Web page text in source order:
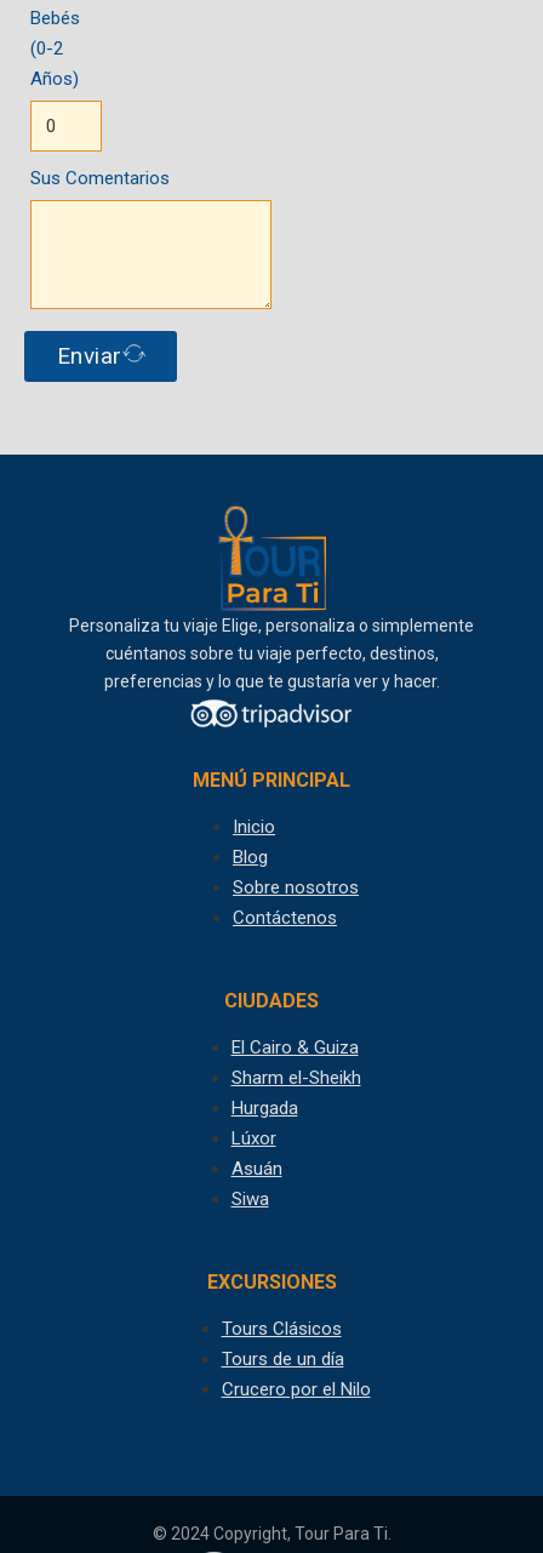
Bebés
(0-2
Años)
Sus Comentarios
Enviar
Personaliza tu viaje Elige, personaliza o simplemente
cuéntanos sobre tu viaje perfecto, destinos,
preferencias y lo que te gustaría ver y hacer.
MENÚ PRINCIPAL
Inicio
Blog
Sobre nosotros
Contáctenos
CIUDADES
El Cairo & Guiza
Sharm el-Sheikh
Hurgada
Lúxor
Asuán
Siwa
EXCURSIONES
Tours Clásicos
Tours de un día
Crucero por el Nilo
© 2024 Copyright, Tour Para Ti.